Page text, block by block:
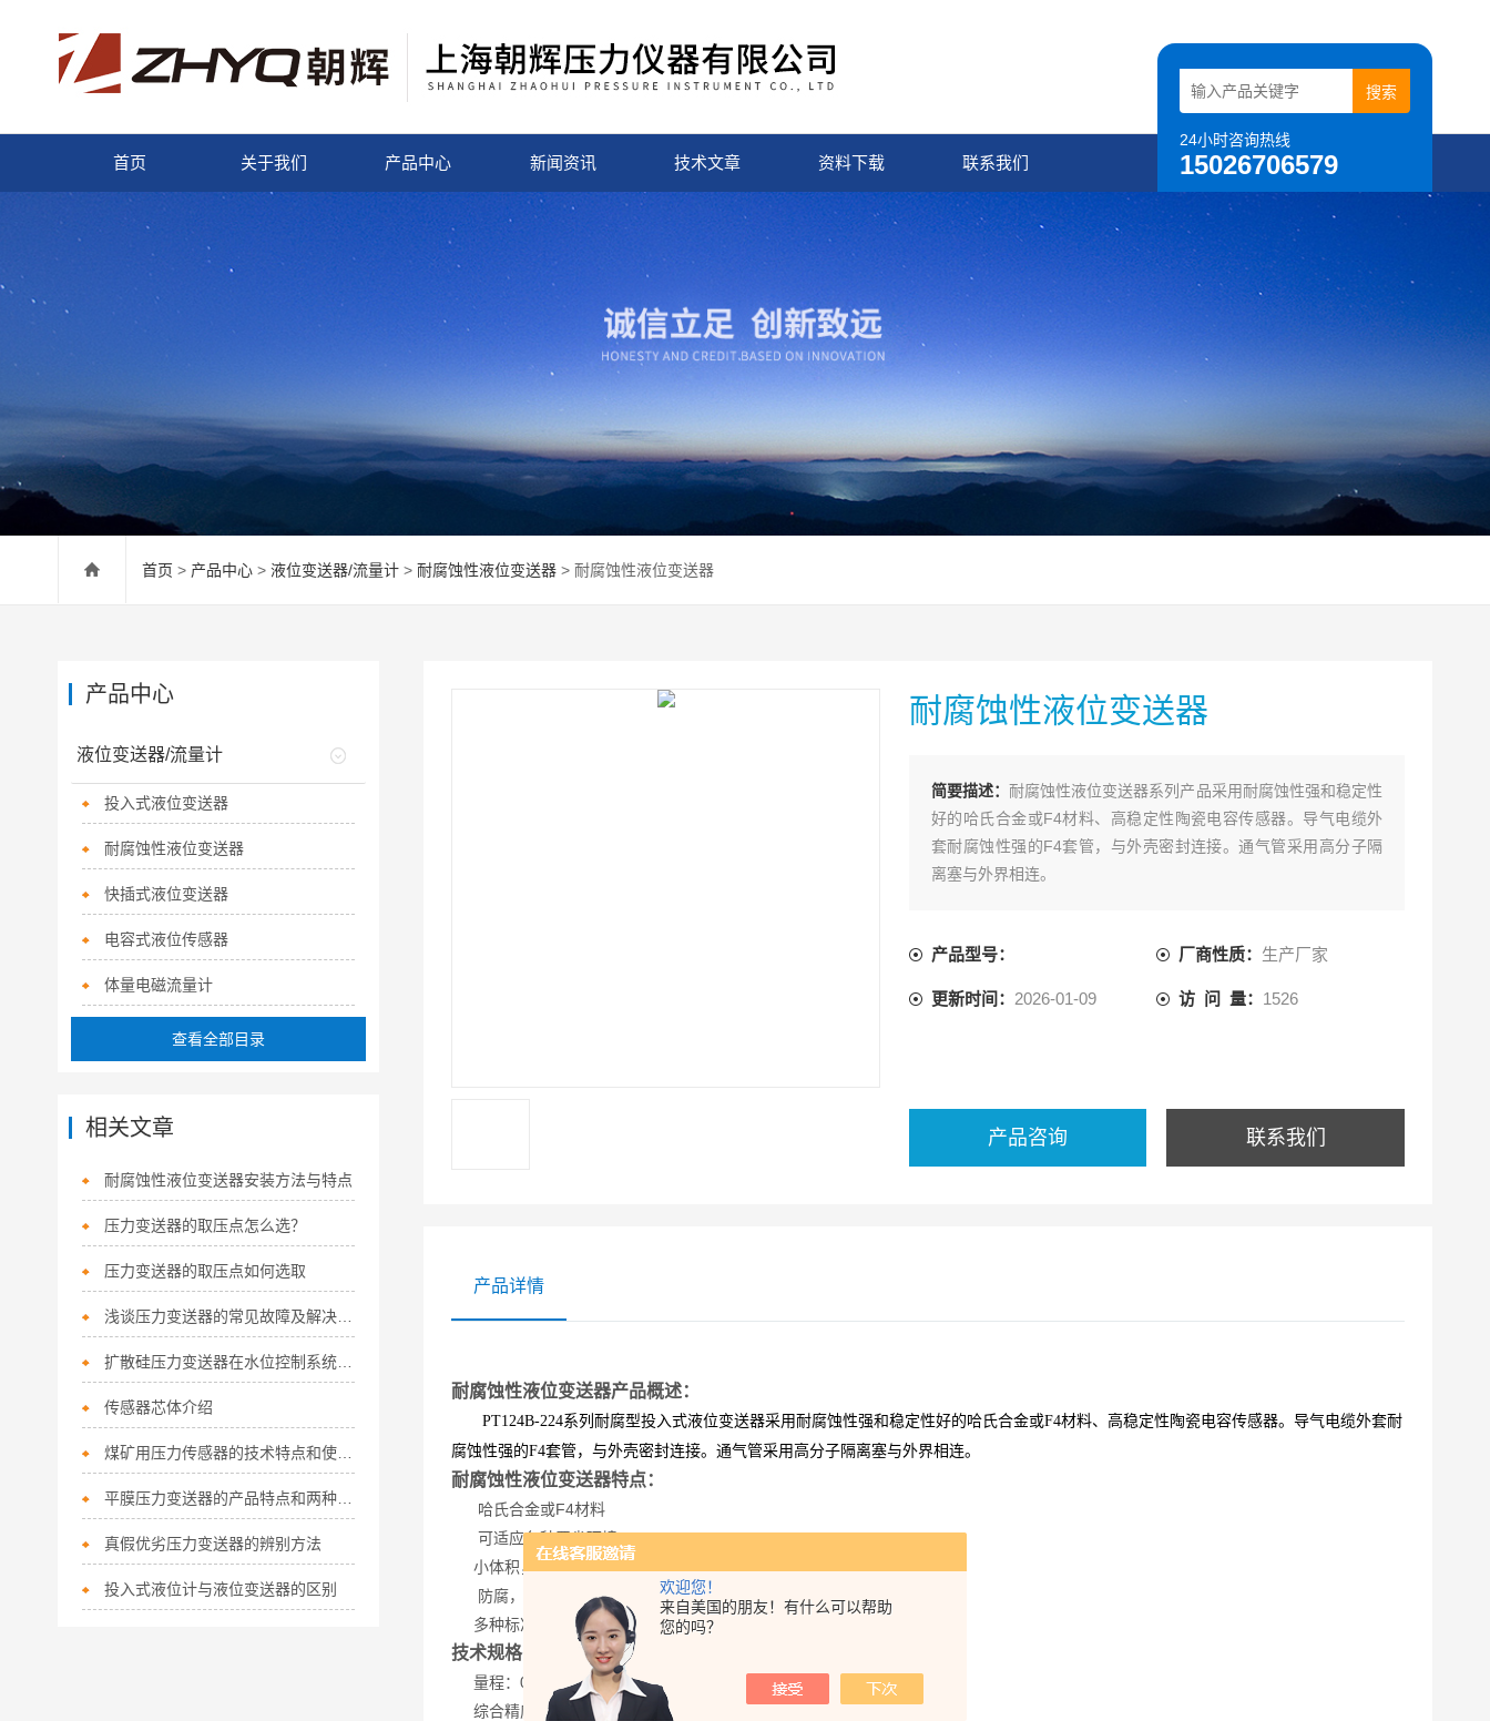
欢迎您！
来自美国的朋友！有什么可以帮助
您的吗？
24小时咨询热线
15026706579
首页 关于我们 产品中心 新闻资讯 技术文章 资料下载 联系我们
首页 > 产品中心 > 液位变送器/流量计 > 耐腐蚀性液位变送器 > 耐腐蚀性液位变送器
耐腐蚀性液位变送器
简要描述：耐腐蚀性液位变送器系列产品采用耐腐蚀性强和稳定性
好的哈氏合金或F4材料、高稳定性陶瓷电容传感器。导气电缆外
套耐腐蚀性强的F4套管，与外壳密封连接。通气管采用高分子隔
离塞与外界相连。
产品型号： 厂商性质： 生产厂家
更新时间： 2026-01-09 访 问 量： 1526
产品咨询 联系我们
产品详情
耐腐蚀性液位变送器产品概述：
PT124B-224系列耐腐型投入式液位变送器采用耐腐蚀性强和稳定性好的哈氏合金或F4材料、高稳定性陶瓷电容传感器。导气电缆外套耐
腐蚀性强的F4套管，与外壳密封连接。通气管采用高分子隔离塞与外界相连。
耐腐蚀性液位变送器特点：
哈氏合金或F4材料
可适应各种恶劣环境
小体积，高精度，高性价比，高稳定性
防腐，防潮，防结露，防渗漏功能
多种标准信号输出选择，用户调试方便
技术规格：
量程：0….1mH2O至0….50mH2O
综合精度：0.25%FS；0.5%FS
产品中心
液位变送器/流量计
投入式液位变送器
耐腐蚀性液位变送器
快插式液位变送器
电容式液位传感器
体量电磁流量计
查看全部目录
相关文章
耐腐蚀性液位变送器安装方法与特点
压力变送器的取压点怎么选？
压力变送器的取压点如何选取
浅谈压力变送器的常见故障及解决措施
扩散硅压力变送器在水位控制系统中的应用
传感器芯体介绍
煤矿用压力传感器的技术特点和使用环境
平膜压力变送器的产品特点和两种结构形式介绍
真假优劣压力变送器的辨别方法
投入式液位计与液位变送器的区别